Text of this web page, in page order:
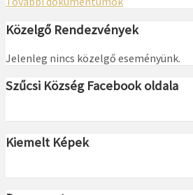
Közelgő Rendezvények
Jelenleg nincs közelgő eseményünk.
Szűcsi Község Facebook oldala
Kiemelt Képek